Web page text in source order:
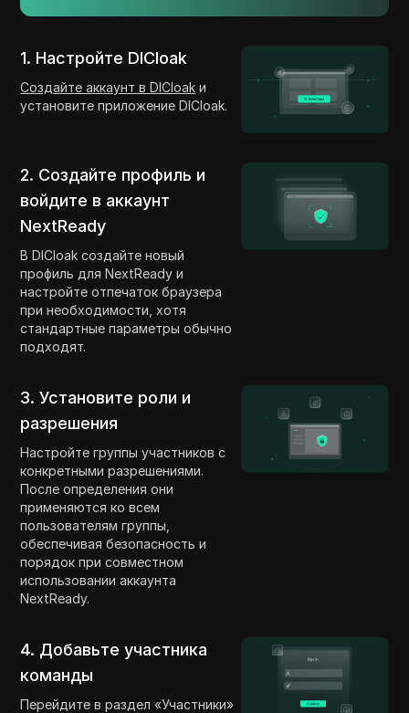
1. Настройте DICloak
Создайте аккаунт в DICloak и
установите приложение DICloak.
2. Создайте профиль и
войдите в аккаунт
NextReady
В DICloak создайте новый
профиль для NextReady и
настройте отпечаток браузера
при необходимости, хотя
стандартные параметры обычно
подходят.
3. Установите роли и
разрешения
Настройте группы участников с
конкретными разрешениями.
После определения они
применяются ко всем
пользователям группы,
обеспечивая безопасность и
порядок при совместном
использовании аккаунта
NextReady.
4. Добавьте участника
команды
Перейдите в раздел «Участники»